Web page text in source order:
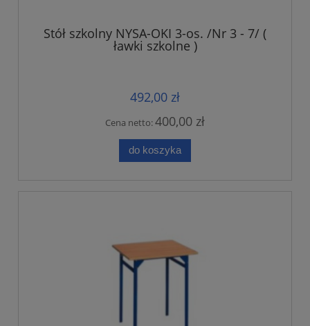
Stół szkolny NYSA-OKI 3-os. /Nr 3 - 7/ (
ławki szkolne )
492,00 zł
Cena netto:400,00 zł
do koszyka